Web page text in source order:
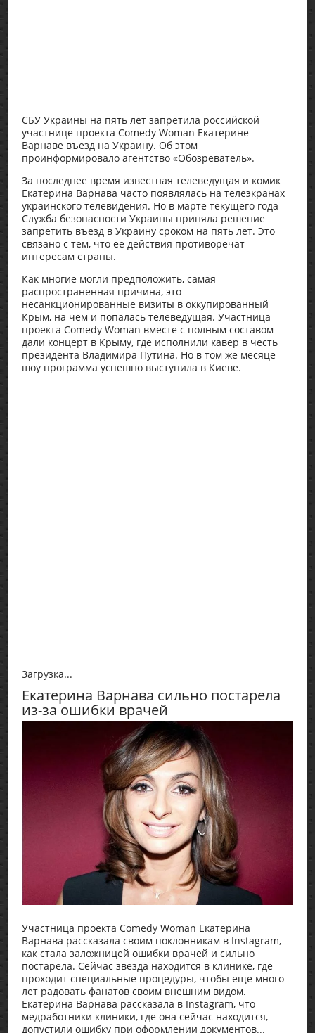
СБУ Украины на пять лет запретила российской
участнице проекта Comedy Woman Екатерине
Варнаве въезд на Украину. Об этом
проинформировало агентство «Обозреватель».
За последнее время известная телеведущая и комик
Екатерина Варнава часто появлялась на телеэкранах
украинского телевидения. Но в марте текущего года
Служба безопасности Украины приняла решение
запретить въезд в Украину сроком на пять лет. Это
связано с тем, что ее действия противоречат
интересам страны.
Как многие могли предположить, самая
распространенная причина, это
несанкционированные визиты в оккупированный
Крым, на чем и попалась телеведущая. Участница
проекта Comedy Woman вместе с полным составом
дали концерт в Крыму, где исполнили кавер в честь
президента Владимира Путина. Но в том же месяце
шоу программа успешно выступила в Киеве.
Загрузка...
Екатерина Варнава сильно постарела
из-за ошибки врачей
Участница проекта Comedy Woman Екатерина
Варнава рассказала своим поклонникам в Instagram,
как стала заложницей ошибки врачей и сильно
постарела. Сейчас звезда находится в клинике, где
проходит специальные процедуры, чтобы еще много
лет радовать фанатов своим внешним видом.
Екатерина Варнава рассказала в Instagram, что
медработники клиники, где она сейчас находится,
допустили ошибку при оформлении документов...